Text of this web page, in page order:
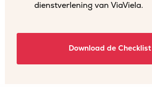
dienstverlening van ViaViela.